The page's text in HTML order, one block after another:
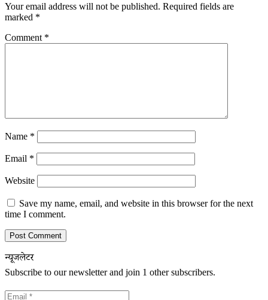
Your email address will not be published. Required fields are
marked *
Comment *
Name *
Email *
Website
Save my name, email, and website in this browser for the next
time I comment.
न्यूजलेटर
Subscribe to our newsletter and join 1 other subscribers.